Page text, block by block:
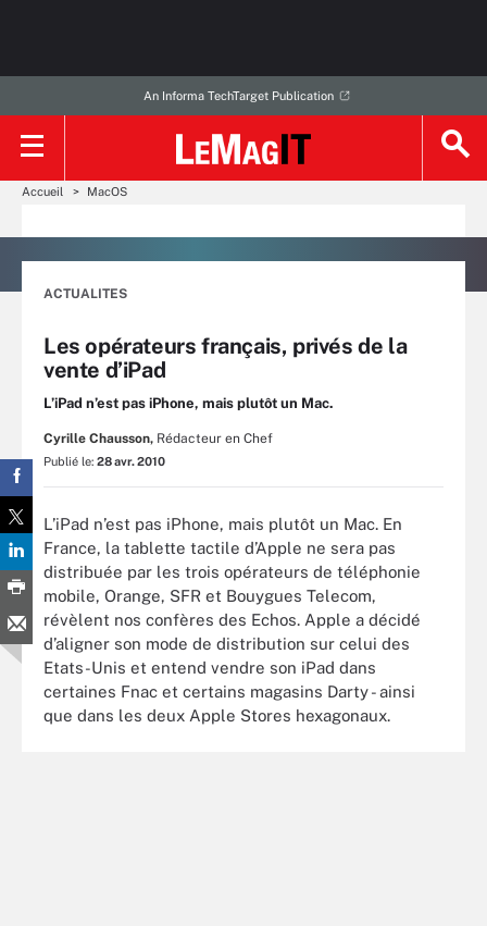
An Informa TechTarget Publication
Accueil MacOS
ACTUALITES
Les opérateurs français, privés de la
vente d’iPad
L’iPad n’est pas iPhone, mais plutôt un Mac.
Cyrille Chausson, Rédacteur en Chef
Publié le: 28 avr. 2010
L’iPad n’est pas iPhone, mais plutôt un Mac. En
France, la tablette tactile d’Apple ne sera pas
distribuée par les trois opérateurs de téléphonie
mobile, Orange, SFR et Bouygues Telecom,
révèlent nos confères des Echos. Apple a décidé
d’aligner son mode de distribution sur celui des
Etats-Unis et entend vendre son iPad dans
certaines Fnac et certains magasins Darty - ainsi
que dans les deux Apple Stores hexagonaux.